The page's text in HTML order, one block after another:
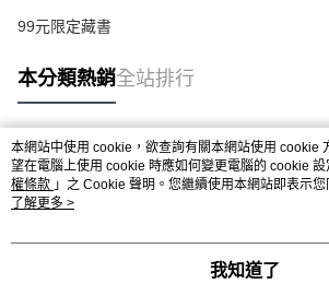
99元限定藏書
本分類熱銷全站排行
熱門標籤
本網站中使用 cookie，欲查詢有關本網站使用 cookie
望在電腦上使用 cookie 時應如何變更電腦的 cookie 設
權條款 」之 Cookie 聲明。您繼續使用本網站即表示
用條款之 Cookie 聲明使用 cookie。
了解更多 >
我知道了